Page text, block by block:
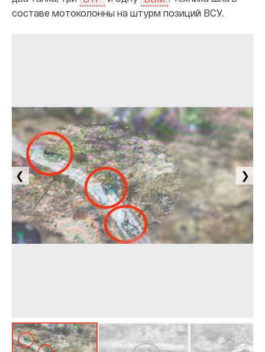
составе мотоколонны на штурм позиций ВСУ.
❮ ❯